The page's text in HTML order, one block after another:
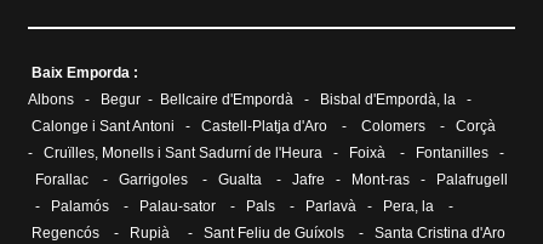
Baix Emporda :
Albons
- Begur - Bellcaire d'Empordà - Bisbal d'Empordà, la -
Calonge i Sant Antoni
- Castell-Platja d'Aro - Colomers - Corçà
- Cruïlles, Monells i Sant Sadurní de l'Heura - Foixà - Fontanilles -
Forallac - Garrigoles - Gualta - Jafre - Mont-ras -
Palafrugell
-
Palamós - Palau-sator - Pals - Parlavà - Pera, la -
Regencós - Rupià - Sant Feliu de Guíxols - Santa Cristina d'Aro